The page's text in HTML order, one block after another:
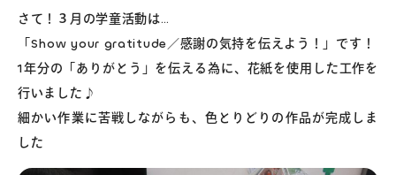
さて！３月の学童活動は…
「Show your gratitude／感謝の気持を伝えよう！」です！
1年分の「ありがとう」を伝える為に、花紙を使用した工作を
行いました♪
細かい作業に苦戦しながらも、色とりどりの作品が完成しま
した